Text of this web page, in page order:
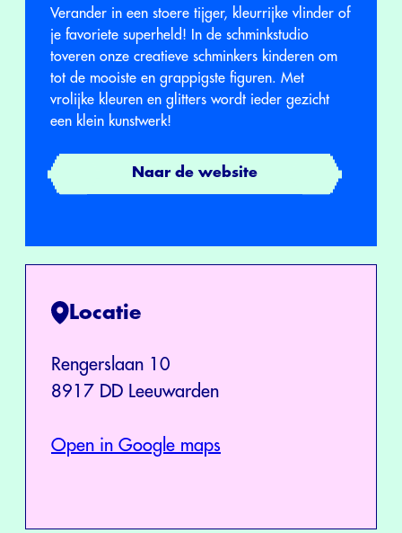
Verander in een stoere tijger, kleurrijke vlinder of
je favoriete superheld! In de schminkstudio
toveren onze creatieve schminkers kinderen om
tot de mooiste en grappigste figuren. Met
vrolijke kleuren en glitters wordt ieder gezicht
een klein kunstwerk!
Naar de website
Locatie
Rengerslaan 10
8917 DD Leeuwarden
Open in Google maps